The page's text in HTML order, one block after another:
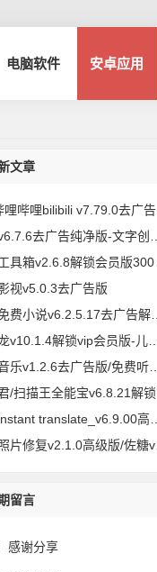
电脑软件 安卓应用
文章
bilibili v7.79.0去广告内置哔哩漫游模块版/解锁实用功能
去广告纯净版-文字创作社区
箱v2.6.8解锁会员版300 实用功能
视v5.0.3去广告版
小说v6.2.5.17去广告解锁vip会员版
解锁vip会员版-儿童早教儿歌故事启蒙
乐v1.2.6去广告版/免费听歌app
/扫描王全能宝v6.8.21解锁vip版
translate_v6.9.00高级版/快速屏幕翻译
修复v2.1.0高级版/佐糖v1.6.12会员解锁版
留言
感谢分享